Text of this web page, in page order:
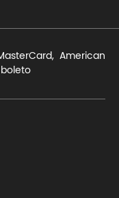
American
boleto